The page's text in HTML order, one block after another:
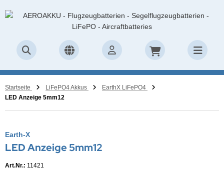
Startseite LiFePO4 Akkus
EarthX LiFePO4
LED Anzeige 5mm12
Earth-X
LED Anzeige 5mm12
Art.Nr.: 11421